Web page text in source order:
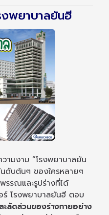
พยาบาลยันฮี
ามงาม “โรงพยาบาลยัน
ดับต้นๆ ของใครหลายๆ
รณและรูปร่างที่ได้
ร์ โรงพยาบาลยันฮี ตอบ
ะสัดส่วนของร่างกายอย่าง